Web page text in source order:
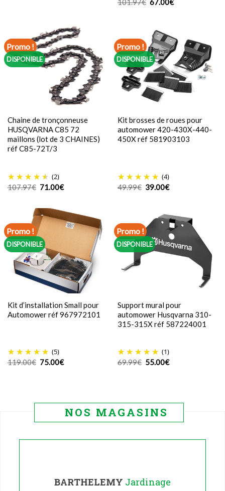
101.97€
prix
67.00€
prix
Promo !
DISPONIBLE
Chaine de tronçonneuse
HUSQVARNA C85 72
maillons (lot de 3 CHAINES)
réf C85-72T/3
(2)
107.97€ Le
prix
107.97€.
71.00€Le
prix
71.00€.
Promo !
DISPONIBLE
Kit brosses de roues pour
automower 420-430X-440-
450X réf 581903103
(4)
49.99€ Le
prix
39.00€Le
prix
Promo !
DISPONIBLE
Kit d’installation Small pour
Automower réf 967972101
(5)
119.00€ Le
prix
75.00€Le
prix
Promo !
DISPONIBLE
Support mural pour
automower Husqvarna 310-
315-315X réf 587224001
(1)
69.99€ Le
prix
55.00€Le
prix
NOS MAGASINS
BARTHELEMY Jardinage